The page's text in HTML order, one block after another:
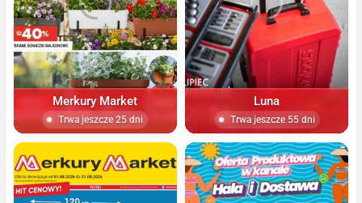
Merkury Market
Trwa jeszcze 25 dni
Luna
Trwa jeszcze 55 dni